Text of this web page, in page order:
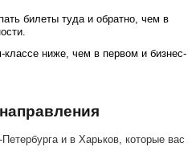
билеты туда и обратно, чем в
классе ниже, чем в первом и бизнес-
и в Харьков, которые вас